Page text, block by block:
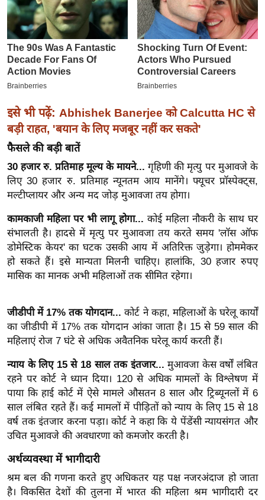
यं
ग
इं
डि
या
हि
त्य
ज
त
ऑ
व
र्ल्ड
न्यू
ज
म
नो
ज
न
ज
ग
त
ली
वु
ड
इसे भी पढ़ें: Abhishek Banerjee को Calcutta HC से
बड़ी राहत, 'बयान के लिए मजबूर नहीं कर सकते'
फैसले की बड़ी बातें
30 हजार रु. प्रतिमाह मूल्य के मायने... गृहिणी की मृत्यु पर मुआवजे के
लिए 30 हजार रु. प्रतिमाह न्यूनतम आय मानेंगे। फ्यूचर प्रॉस्पेक्ट्स,
मल्टीप्लायर और अन्य मद जोड़ मुआवजा तय होगा।
कामकाजी महिला पर भी लागू होगा... कोई महिला नौकरी के साथ घर
संभालती है। हादसे में मृत्यु पर मुआवजा तय करते समय 'लॉस ऑफ
डोमेस्टिक केयर' का घटक उसकी आय में अतिरिक्त जुड़ेगा। होममेकर
हो सकते हैं। इसे मान्यता मिलनी चाहिए। हालांकि, 30 हजार रुपए
मासिक का मानक अभी महिलाओं तक सीमित रहेगा।
जीडीपी में 17% तक योगदान... कोर्ट ने कहा, महिलाओं के घरेलू कार्यों
का जीडीपी में 17% तक योगदान आंका जाता है। 15 से 59 साल की
महिलाएं रोज 7 घंटे से अधिक अवैतनिक घरेलू कार्य करती हैं।
न्याय के लिए 15 से 18 साल तक इंतजार... मुआवजा केस वर्षों लंबित
रहने पर कोर्ट ने ध्यान दिया। 120 से अधिक मामलों के विश्लेषण में
पाया कि हाई कोर्ट में ऐसे मामले औसतन 8 साल और ट्रिब्यूनलों में 6
साल लंबित रहते हैं। कई मामलों में पीड़ितों को न्याय के लिए 15 से 18
वर्ष तक इंतजार करना पड़ा। कोर्ट ने कहा कि ये पेंडेंसी न्यायसंगत और
उचित मुआवजे की अवधारणा को कमजोर करती है।
अर्थव्यवस्था में भागीदारी
श्रम बल की गणना करते हुए अधिकतर यह पक्ष नजरअंदाज हो जाता
है। विकसित देशों की तुलना में भारत की महिला श्रम भागीदारी दर